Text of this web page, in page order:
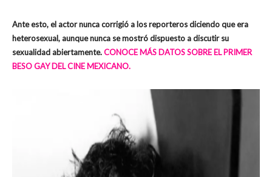
Ante esto, el actor nunca corrigió a los reporteros diciendo que era
heterosexual, aunque nunca se mostró dispuesto a discutir su
sexualidad abiertamente.CONOCE MÁS DATOS SOBRE EL PRIMER
BESO GAY DEL CINE MEXICANO.